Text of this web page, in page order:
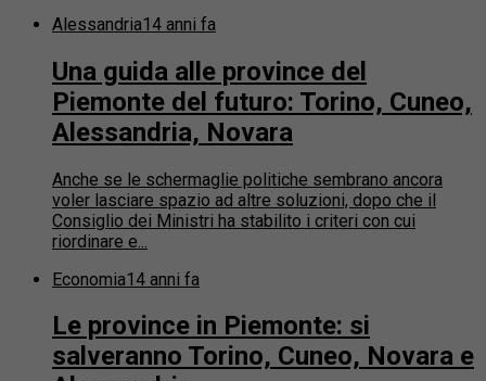
Alessandria14 anni fa
Una guida alle province del
Piemonte del futuro: Torino, Cuneo,
Alessandria, Novara
Anche se le schermaglie politiche sembrano ancora
voler lasciare spazio ad altre soluzioni, dopo che il
Consiglio dei Ministri ha stabilito i criteri con cui
riordinare e...
Economia14 anni fa
Le province in Piemonte: si
salveranno Torino, Cuneo, Novara e